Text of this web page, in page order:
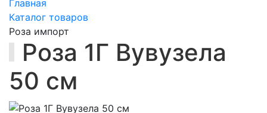
Главная
Каталог товаров
Роза импорт
Роза 1Г Вувузела
50 см